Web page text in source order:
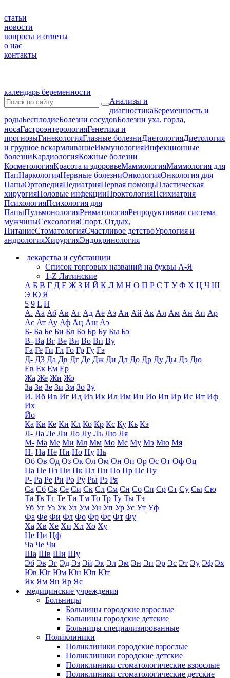
статьи
новости
вопросы и ответы
о нас
контакты
календарь беременности
Анализы и
диагностикаБеременность и
родыБесплодиеБолезни сосудовБолезни уха, горла,
носаГастроэнтерологияГенетика и
прогнозыГинекологияГлазные болезниДиетологияДиетология
и грудное вскармливаниеИммунологияИнфекционные
болезниКардиологияКожные болезни
КосметологияКрасота и здоровьеМаммологияМаммология для
ПапНаркологияНервные болезниОнкологияОнкология для
ПапыОртопедияПедиатрияПервая помощьПластическая
хирургияПоловые инфекцииПроктологияПсихиатрия
ПсихологияПсихология для
ПапыПульмонологияРевматологияРепродуктивная система
мужчиныСексологияСпорт, Отдых,
ПитаниеСтоматологияСчастливое детствоУрология и
андрологияХирургияЭндокринология
лекарства и субстанции
Список торговых названий на буквы А-Я
1-Z Латинские
А Б В Г Д Е Ж З И Й К Л М Н О П Р С Т У Ф Х Ц Ч Ш
Э Ю Я
5 9 L H
А. Аа Аб Ав Аг Ад Ае Аз Аи Ай Ак Ал Ам Ан Ап Ар
Ас Ат Ау Аф Ац Аш Аэ
Б- Ба Бе Би Бл Бо Бр Бу Бы Бэ
В- Ва Вг Ве Ви Во Вп Ву
Га Ге Ги Гл Го Гр Гу Гэ
Д- Д3 Да Дв Дг Де Дж Ди Дл До Др Ду Ды Дэ Дю
Ев Ек Ем Ер
Жа Же Жи Жо
За Зв Зе Зи Зм Зо Зу
И. Иб Ив Иг Ид Из Ик Ил Им Ин Ио Ип Ир Ис Ит Иф
Их
Йо
Ка Кв Ке Ки Кл Ко Кр Кс Ку Кь Кэ
Л- Ла Ле Ли Ло Лу Ль Лю Ля
М- Ма Ме Ми Мл Мм Мо Мс Му Мэ Мю Мя
Н- На Не Ни Но Ну Нь
Об Ов Од Оз Ок Ол Ом Он Оп Ор Ос От Оф Оц
Па Пе Пз Пи Пк Пл Пн По Пр Пс Пу
Р- Ра Ре Ри Ро Ру Ры Рэ Ря
Са Сб Св Се Си Ск Сл См Сн Со Сп Ср Ст Су Сы Сю
Та Тв Тг Те Ти Тм То Тр Ту Ты Тэ
Уб Уг Уз Ук Ул Ум Ун Уп Ур Ус Ут Уф
Фа Фе Фи Фл Фо Фр Фс Фт Фу
Ха Хв Хе Хи Хл Хо Ху
Це Ци Цф
Ча Че Чи
Ша Шв Ши Шу
Эб Эв Эг Эд Эз Эй Эк Эл Эм Эн Эп Эр Эс Эт Эу Эф Эх
Юв Юг Юм Юн Юп Ют
Як Ям Ян Яр Яс
медицинские учреждения
Больницы
Больницы городские взрослые
Больницы городские детские
Больницы специализированные
Поликлиники
Поликлиники городские взрослые
Поликлиники городские детские
Поликлиники стоматологические взрослые
Поликлиники стоматологические детские